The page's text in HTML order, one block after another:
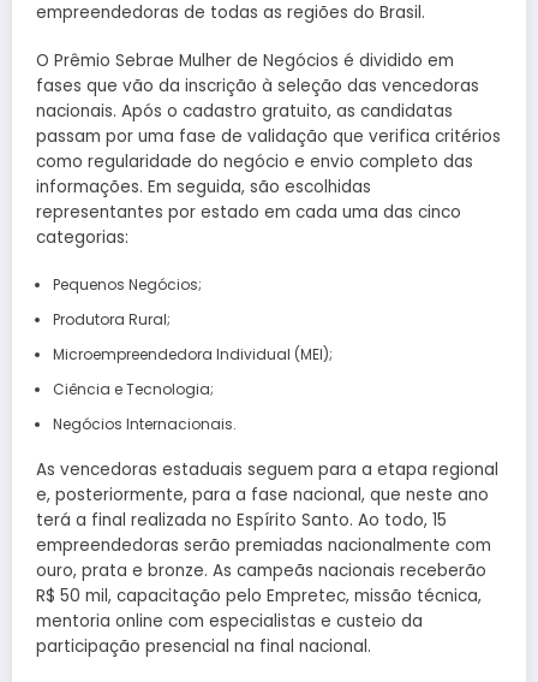
empreendedoras de todas as regiões do Brasil.
O Prêmio Sebrae Mulher de Negócios é dividido em
fases que vão da inscrição à seleção das vencedoras
nacionais. Após o cadastro gratuito, as candidatas
passam por uma fase de validação que verifica critérios
como regularidade do negócio e envio completo das
informações. Em seguida, são escolhidas
representantes por estado em cada uma das cinco
categorias:
Pequenos Negócios;
Produtora Rural;
Microempreendedora Individual (MEI);
Ciência e Tecnologia;
Negócios Internacionais.
As vencedoras estaduais seguem para a etapa regional
e, posteriormente, para a fase nacional, que neste ano
terá a final realizada no Espírito Santo. Ao todo, 15
empreendedoras serão premiadas nacionalmente com
ouro, prata e bronze. As campeãs nacionais receberão
R$ 50 mil, capacitação pelo Empretec, missão técnica,
mentoria online com especialistas e custeio da
participação presencial na final nacional.